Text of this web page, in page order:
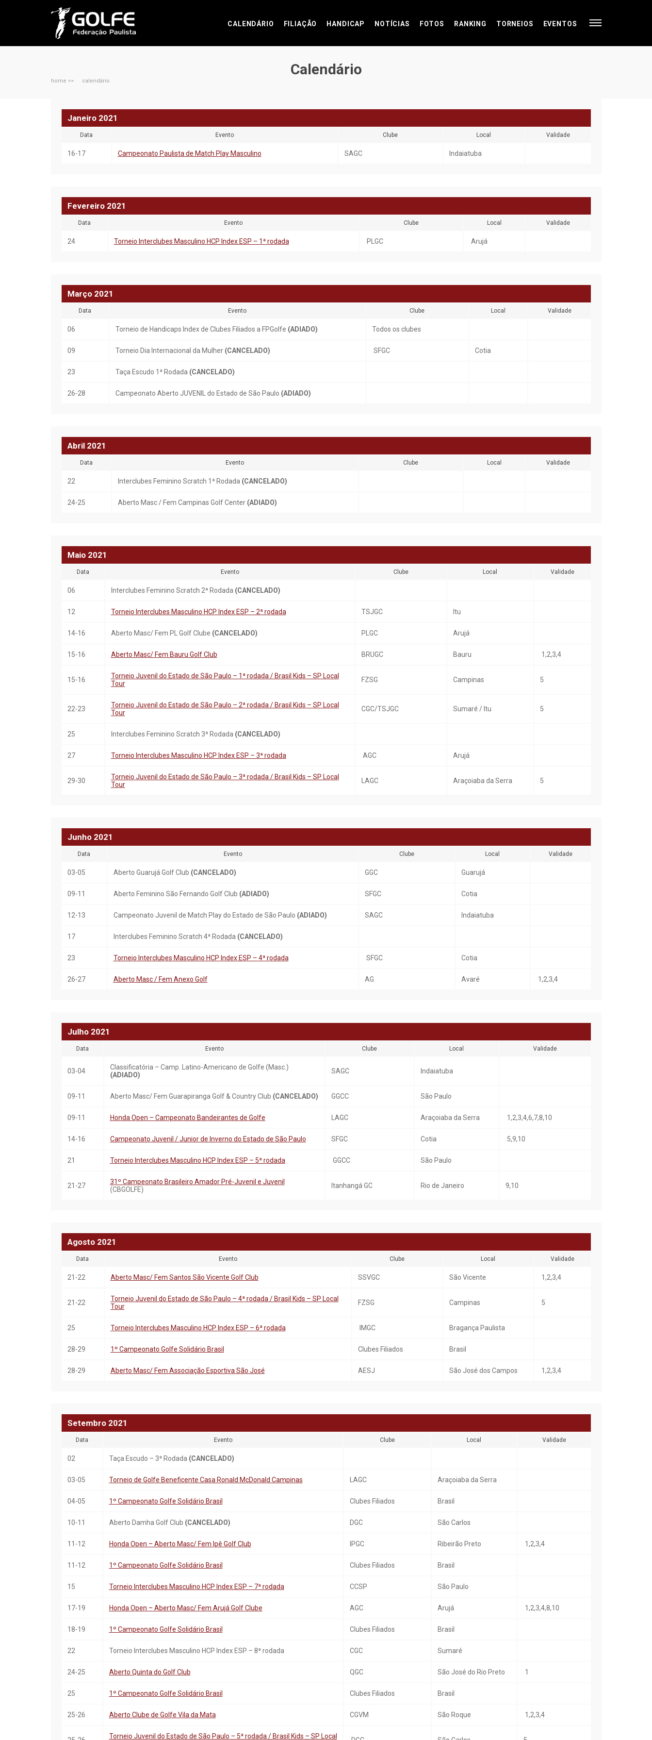
CALENDÁRIO FILIAÇÃO HANDICAP NOTÍCIAS FOTOS RANKING TORNEIOS EVENTOS
Calendário
home >> calendário
Janeiro 2021
Data Evento Clube Local Validade
16-17 Campeonato Paulista de Match Play Masculino SAGC Indaiatuba
Fevereiro 2021
Data Evento Clube Local Validade
24 Torneio Interclubes Masculino HCP Index ESP – 1ª rodada PLGC Arujá
Março 2021
Data Evento Clube Local Validade
06 Torneio de Handicaps Index de Clubes Filiados a FPGolfe (ADIADO) Todos os clubes
09 Torneio Dia Internacional da Mulher (CANCELADO) SFGC Cotia
23 Taça Escudo 1ª Rodada (CANCELADO)
26-28 Campeonato Aberto JUVENIL do Estado de São Paulo (ADIADO)
Abril 2021
Data Evento Clube Local Validade
22 Interclubes Feminino Scratch 1ª Rodada (CANCELADO)
24-25 Aberto Masc / Fem Campinas Golf Center (ADIADO)
Maio 2021
Data Evento Clube Local Validade
06 Interclubes Feminino Scratch 2ª Rodada (CANCELADO)
12 Torneio Interclubes Masculino HCP Index ESP – 2ª rodada TSJGC Itu
14-16 Aberto Masc/ Fem PL Golf Clube (CANCELADO) PLGC Arujá
15-16 Aberto Masc/ Fem Bauru Golf Club BRUGC Bauru 1,2,3,4
15-16
Torneio Juvenil do Estado de São Paulo – 1ª rodada / Brasil Kids – SP Local
Tour
FZSG Campinas 5
22-23
Torneio Juvenil do Estado de São Paulo – 2ª rodada / Brasil Kids – SP Local
Tour
CGC/TSJGC Sumaré / Itu 5
25 Interclubes Feminino Scratch 3ª Rodada (CANCELADO)
27 Torneio Interclubes Masculino HCP Index ESP – 3ª rodada AGC Arujá
29-30
Torneio Juvenil do Estado de São Paulo – 3ª rodada / Brasil Kids – SP Local
Tour
LAGC Araçoiaba da Serra 5
Junho 2021
Data Evento Clube Local Validade
03-05 Aberto Guarujá Golf Club (CANCELADO) GGC Guarujá
09-11 Aberto Feminino São Fernando Golf Club (ADIADO) SFGC Cotia
12-13 Campeonato Juvenil de Match Play do Estado de São Paulo (ADIADO) SAGC Indaiatuba
17 Interclubes Feminino Scratch 4ª Rodada (CANCELADO)
23 Torneio Interclubes Masculino HCP Index ESP – 4ª rodada SFGC Cotia
26-27 Aberto Masc / Fem Anexo Golf AG Avaré 1,2,3,4
Julho 2021
Data Evento Clube Local Validade
03-04
Classificatória – Camp. Latino-Americano de Golfe (Masc.)
(ADIADO)
SAGC Indaiatuba
09-11 Aberto Masc/ Fem Guarapiranga Golf & Country Club (CANCELADO) GGCC São Paulo
09-11 Honda Open – Campeonato Bandeirantes de Golfe LAGC Araçoiaba da Serra 1,2,3,4,6,7,8,10
14-16 Campeonato Juvenil / Junior de Inverno do Estado de São Paulo SFGC Cotia 5,9,10
21 Torneio Interclubes Masculino HCP Index ESP – 5ª rodada GGCC São Paulo
21-27
31º Campeonato Brasileiro Amador Pré-Juvenil e Juvenil
(CBGOLFE)
Itanhangá GC Rio de Janeiro 9,10
Agosto 2021
Data Evento Clube Local Validade
21-22 Aberto Masc/ Fem Santos São Vicente Golf Club SSVGC São Vicente 1,2,3,4
21-22
Torneio Juvenil do Estado de São Paulo – 4ª rodada / Brasil Kids – SP Local
Tour
FZSG Campinas 5
25 Torneio Interclubes Masculino HCP Index ESP – 6ª rodada IMGC Bragança Paulista
28-29 1º Campeonato Golfe Solidário Brasil Clubes Filiados Brasil
28-29 Aberto Masc/ Fem Associação Esportiva São José AESJ São José dos Campos 1,2,3,4
Setembro 2021
Data Evento Clube Local Validade
02 Taça Escudo – 3ª Rodada (CANCELADO)
03-05 Torneio de Golfe Beneficente Casa Ronald McDonald Campinas LAGC Araçoiaba da Serra
04-05 1º Campeonato Golfe Solidário Brasil Clubes Filiados Brasil
10-11 Aberto Damha Golf Club (CANCELADO) DGC São Carlos
11-12 Honda Open – Aberto Masc/ Fem Ipê Golf Club IPGC Ribeirão Preto 1,2,3,4
11-12 1º Campeonato Golfe Solidário Brasil Clubes Filiados Brasil
15 Torneio Interclubes Masculino HCP Index ESP – 7ª rodada CCSP São Paulo
17-19 Honda Open – Aberto Masc/ Fem Arujá Golf Clube AGC Arujá 1,2,3,4,8,10
18-19 1º Campeonato Golfe Solidário Brasil Clubes Filiados Brasil
22 Torneio Interclubes Masculino HCP Index ESP – 8ª rodada CGC Sumaré
24-25 Aberto Quinta do Golf Club QGC São José do Rio Preto 1
25 1º Campeonato Golfe Solidário Brasil Clubes Filiados Brasil
25-26 Aberto Clube de Golfe Vila da Mata CGVM São Roque 1,2,3,4
Torneio Juvenil do Estado de São Paulo – 5ª rodada / Brasil Kids – SP Local